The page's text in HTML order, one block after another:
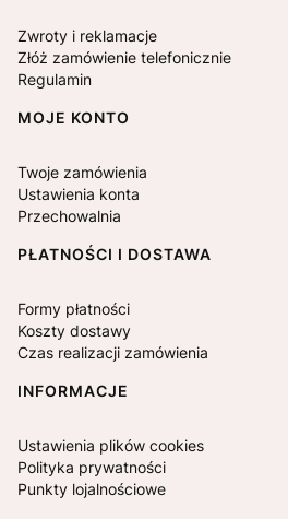
Zwroty i reklamacje
Złóż zamówienie telefonicznie
Regulamin
MOJE KONTO
Twoje zamówienia
Ustawienia konta
Przechowalnia
PŁATNOŚCI I DOSTAWA
Formy płatności
Koszty dostawy
Czas realizacji zamówienia
INFORMACJE
Ustawienia plików cookies
Polityka prywatności
Punkty lojalnościowe